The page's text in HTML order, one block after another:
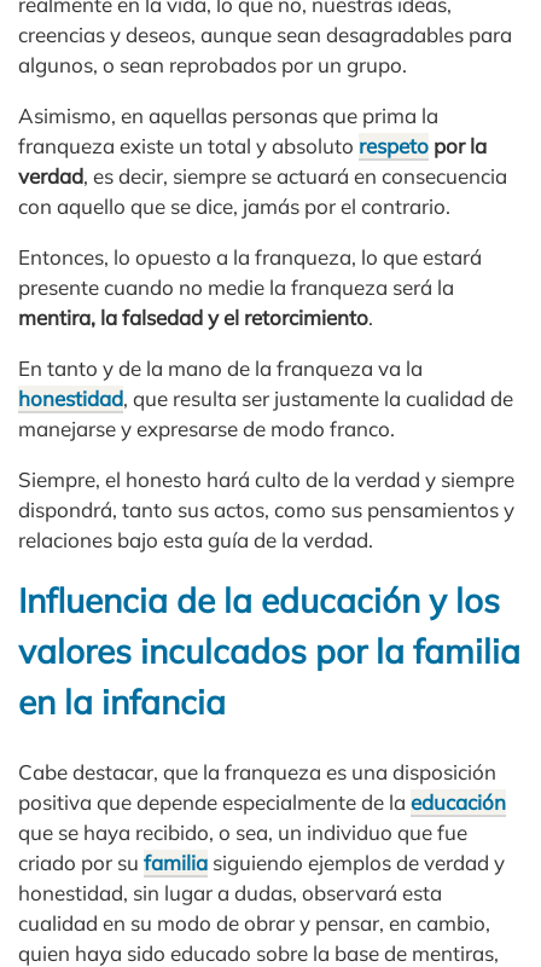
creencias y deseos, aunque sean desagradables para
algunos, o sean reprobados por un grupo.
Asimismo, en aquellas personas que prima la
franqueza existe un total y absoluto respeto por la
verdad, es decir, siempre se actuará en consecuencia
con aquello que se dice, jamás por el contrario.
Entonces, lo opuesto a la franqueza, lo que estará
presente cuando no medie la franqueza será la
mentira, la falsedad y el retorcimiento.
En tanto y de la mano de la franqueza va la
honestidad, que resulta ser justamente la cualidad de
manejarse y expresarse de modo franco.
Siempre, el honesto hará culto de la verdad y siempre
dispondrá, tanto sus actos, como sus pensamientos y
relaciones bajo esta guía de la verdad.
Influencia de la educación y los
valores inculcados por la familia
en la infancia
Cabe destacar, que la franqueza es una disposición
positiva que depende especialmente de la educación
que se haya recibido, o sea, un individuo que fue
criado por su familia siguiendo ejemplos de verdad y
honestidad, sin lugar a dudas, observará esta
cualidad en su modo de obrar y pensar, en cambio,
quien haya sido educado sobre la base de mentiras,